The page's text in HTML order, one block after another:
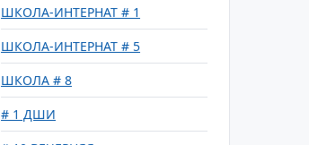
ШКОЛА-ИНТЕРНАТ # 1
ШКОЛА-ИНТЕРНАТ # 5
ШКОЛА # 8
# 1 ДШИ